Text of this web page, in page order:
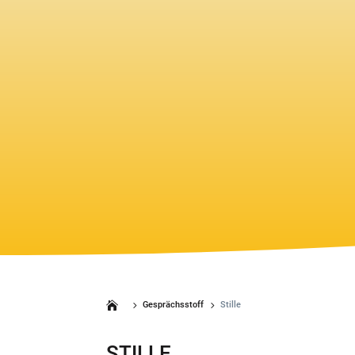
5 Gesprächsstoff 5 Stille